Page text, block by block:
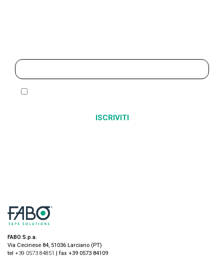
FABO S.p.a.
Via Cecinese 84, 51036 Larciano (PT)
tel +39 0573 84851 | fax +39 0573 84109